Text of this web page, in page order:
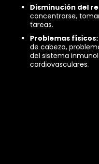
Disminución del
concentrarse,
tareas.
Problemas físicos:
de cabeza,
del sistema
cardiovasculares.